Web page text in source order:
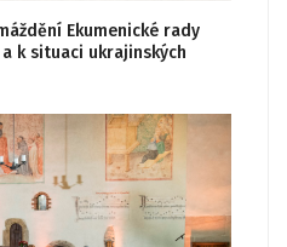
Ekumenické rady
k situaci ukrajinských